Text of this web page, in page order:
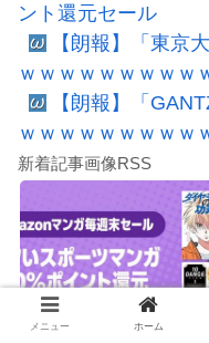
ント還元セール
【朗報】「東京
ｗｗｗｗｗｗｗｗｗ
【朗報】「
ｗｗｗｗｗｗｗｗｗ
新着記事画像RSS
【朗報】Amazon、汗が飛
灼熱の「マンガ毎週末セー
メニュー ホーム